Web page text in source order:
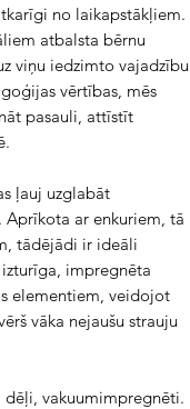
no laikapstākļiem.
atbalsta bērnu
viņu iedzimto vajadzību
vērtības, mēs
pasauli, attīstīt
ļauj uzglabāt
Aprīkota ar enkuriem, tā
tādējādi ir ideāli
impregnēta
elementiem, veidojot
vāka nejaušu strauju
dēļi, vakuumimpregnēti.